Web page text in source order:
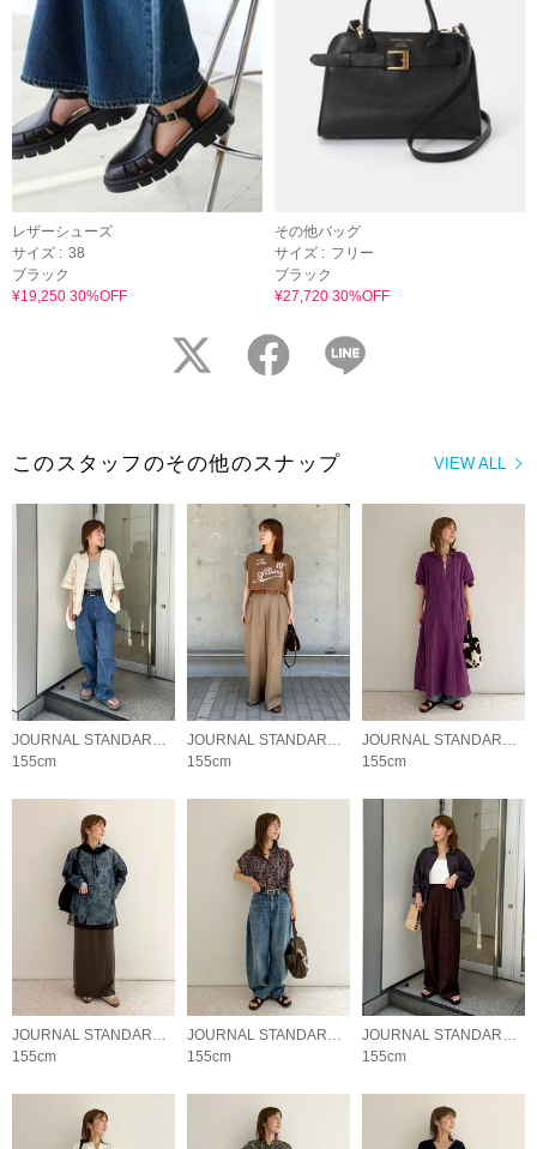
レザーシューズ
サイズ : 38
ブラック
¥19,250 30%OFF
その他バッグ
サイズ : フリー
ブラック
¥27,720 30%OFF
twitter facebook
VIEW ALL
このスタッフのその他のスナップ
JOURNAL STANDARD LADYS
155cm
JOURNAL STANDARD LADYS
155cm
JOURNAL STANDARD LADYS
155cm
JOURNAL STANDARD LADYS
155cm
JOURNAL STANDARD LADYS
155cm
JOURNAL STANDARD LADYS
155cm